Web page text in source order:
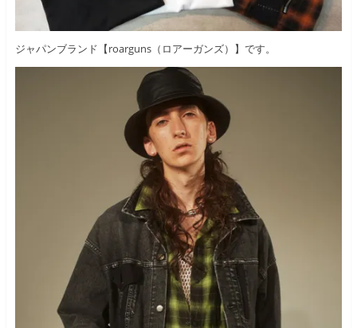
ジャパンブランド【roarguns（ロアーガンズ）】です。